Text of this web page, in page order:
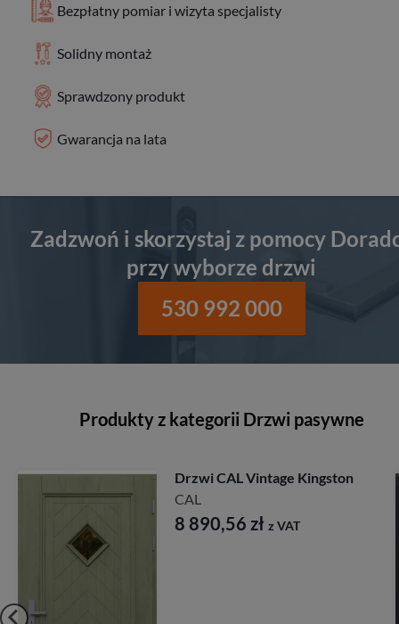
Bezpłatny pomiar i wizyta specjalisty
Solidny montaż
Sprawdzony produkt
Gwarancja na lata
Zadzwoń i skorzystaj z pomocy
przy wyborze drzwi
530 992 000
Produkty z kategorii Drzwi pasywne
Kingston
Drzwi CAL
CAL